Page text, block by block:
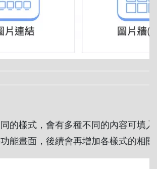
的樣式，會有多種不同的內容可填入
能畫面，後續會再增加各樣式的相